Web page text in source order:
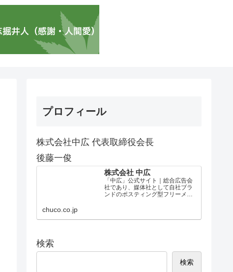
プロフィール
株式会社中広 代表取締役会長
後藤一俊
株式会社 中広
「中広」公式サイト｜総合広告会
社であり、媒体社として自社ブラ
ンドのポスティング型フリーメデ
chuco.co.jp
検索
検索